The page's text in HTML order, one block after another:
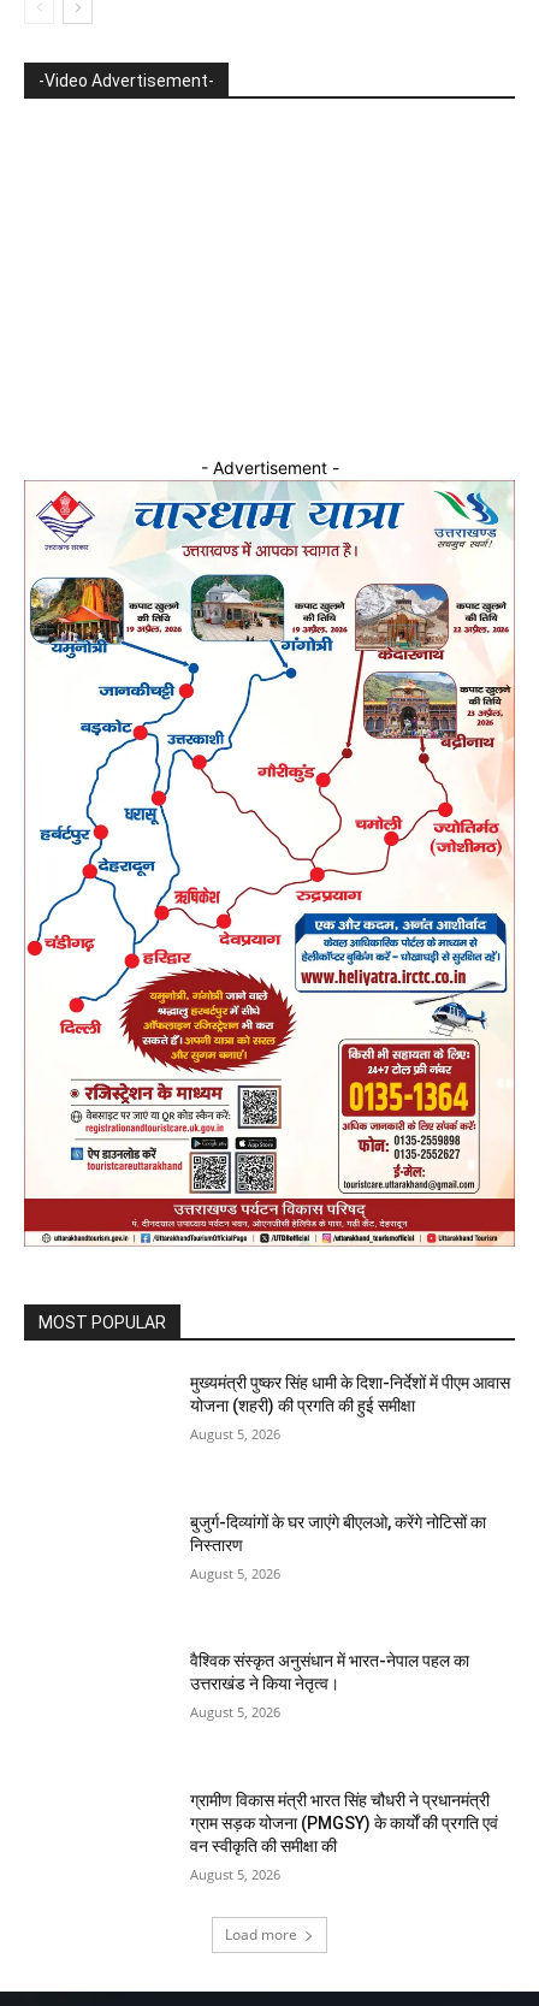
-Video Advertisement-
- Advertisement -
MOST POPULAR
मुख्यमंत्री पुष्कर सिंह धामी के दिशा-निर्देशों में पीएम आवास
योजना (शहरी) की प्रगति की हुई समीक्षा
August 5, 2026
बुजुर्ग-दिव्यांगों के घर जाएंगे बीएलओ, करेंगे नोटिसों का
निस्तारण
August 5, 2026
वैश्विक संस्कृत अनुसंधान में भारत-नेपाल पहल का
उत्तराखंड ने किया नेतृत्व।
August 5, 2026
ग्रामीण विकास मंत्री भारत सिंह चौधरी ने प्रधानमंत्री
ग्राम सड़क योजना (PMGSY) के कार्यों की प्रगति एवं
वन स्वीकृति की समीक्षा की
August 5, 2026
Load more